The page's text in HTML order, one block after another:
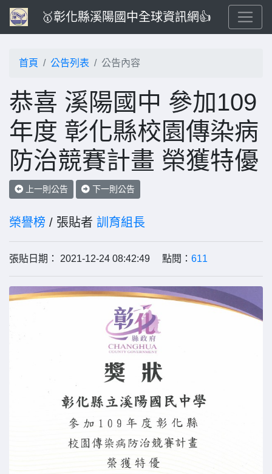
🥇彰化縣溪陽國中全球資訊網👍
首頁 公告列表 公告內容
恭喜 溪陽國中 參加109
年度 彰化縣校園傳染病
防治競賽計畫 榮獲特優
上一則公告 下一則公告
榮譽榜 / 張貼者 訓育組長
張貼日期： 2021-12-24 08:42:49 點閱： 611